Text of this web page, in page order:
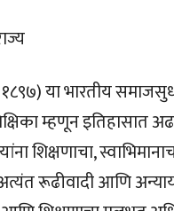
१८९७) या भारतीय
म्हणून इतिहासात
शिक्षणाचा,
रूढीवादी आणि